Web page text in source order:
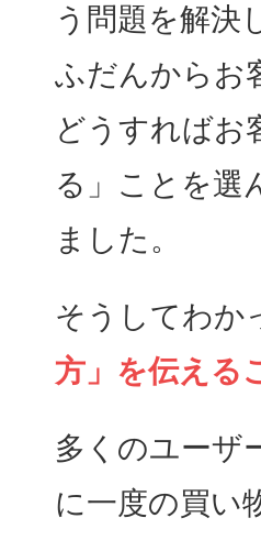
う問題を解決
ふだんからお
どうすればお
る」ことを選
ました。
そうしてわか
方」を伝える
多くのユーザ
に一度の買い